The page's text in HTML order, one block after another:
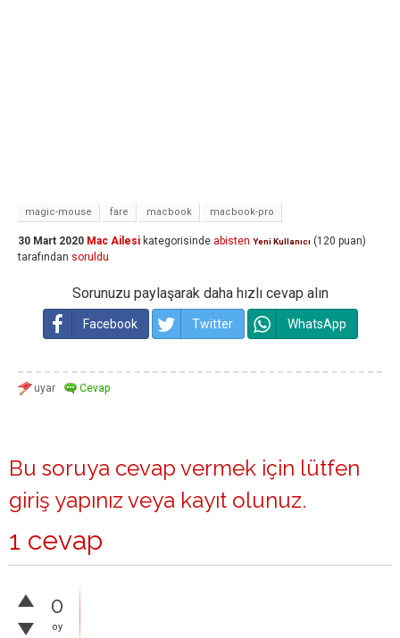
magic-mouse fare macbook macbook-pro
30 Mart 2020 Mac Ailesi kategorisinde abisten Yeni Kullanıcı (120 puan)
tarafından soruldu
Sorunuzu paylaşarak daha hızlı cevap alın
Facebook Twitter WhatsApp
Bu soruya cevap vermek için lütfen
giriş yapınız veya kayıt olunuz.
1 cevap
0
oy